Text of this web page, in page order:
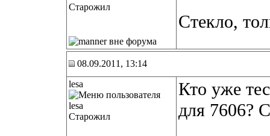
Старожил
Стекло,
08.09.2011, 13:14
lesa
Старожил
Кто уже
для 7606?